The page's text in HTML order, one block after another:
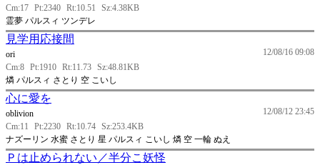
Cm:17 Pt:2340 Rt:10.51
Sz:4.38KB
霊夢 パルスィ ツンデレ
見学用応接間
12/08/16 09:08
ori
Cm:8 Pt:1910 Rt:11.73 Sz:48.81KB
燐 パルスィ さとり 空 こいし
心に愛を
12/08/12 23:45
oblivion
Cm:11
Pt:2230 Rt:10.74 Sz:253.4KB
ナズーリン 水蜜 さとり 星 パルスィ こいし 燐 空 一輪 ぬえ
Ｐは止められない／半分こ妖怪